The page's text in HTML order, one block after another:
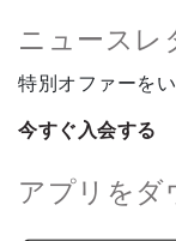
ニュースレ
特別オファーを
今すぐ入会する
アプリをダ